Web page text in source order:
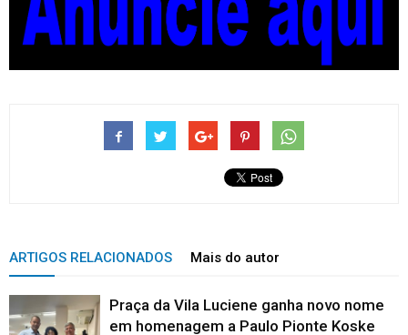
ARTIGOS RELACIONADOS Mais do autor
Praça da Vila Luciene ganha novo nome
em homenagem a Paulo Pionte Koske